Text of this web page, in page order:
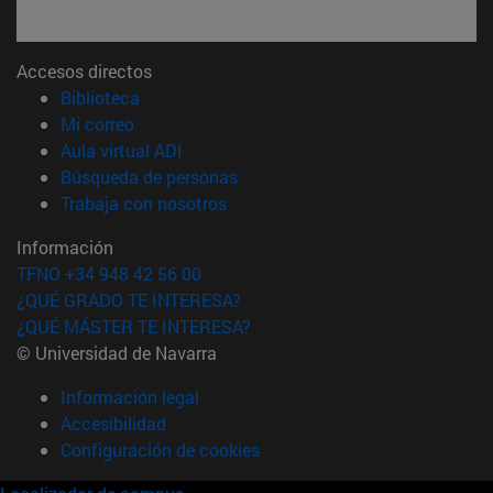
Accesos directos
Biblioteca
Mi correo(abre en nueva ventana)
Aula virtual ADI
Búsqueda de personas(abre en nueva ventana)
Trabaja con nosotros(abre en nueva ventana)
Información
TFNO +34 948 42 56 00
¿QUÉ GRADO TE INTERESA?
¿QUÉ MÁSTER TE INTERESA?
© Universidad de Navarra
Información legal
Accesibilidad
Configuración de cookies